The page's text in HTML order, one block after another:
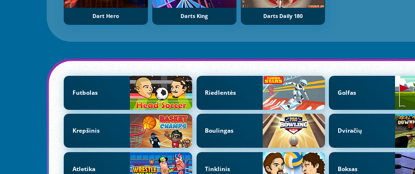
Dart Hero Darts King Darts Daily 180
Futbolas Riedlentės Golfas
Krepšinis Boulingas Dviračių
Atletika Tinklinis Boksas